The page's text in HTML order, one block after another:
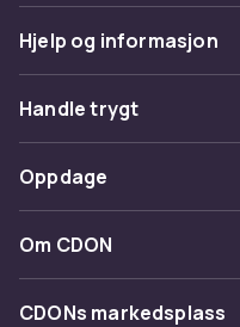
088037d7-6aac-5680-
Hjelp og informasjon
Vanlige spørsmål
Spor pakke
Angre & returner her
Kontakt oss
Handle trygt
Betaling
Levering
Tilbakekallinger
Oppdage
Kategorier
Varemerker
Om CDON
Om oss
CDONs markedsplass